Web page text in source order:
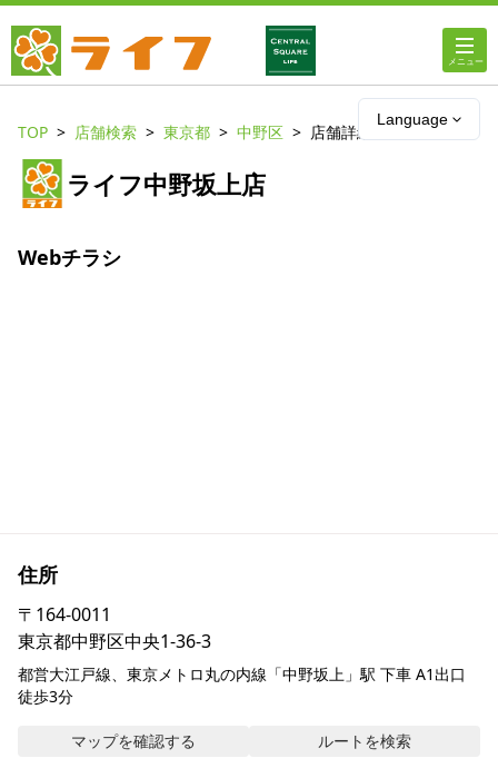
Language
店舗・チラシ情報
Contact us in English
TOP 店舗検索 東京都 中野区 店舗詳細
ライフ中野坂上店
Webチラシ
住所
〒 164-0011
東京都中野区中央1-36-3
都営大江戸線、東京メトロ丸の内線「中野坂上」駅 下車 A1出口
徒歩3分
マップを確認する ルートを検索